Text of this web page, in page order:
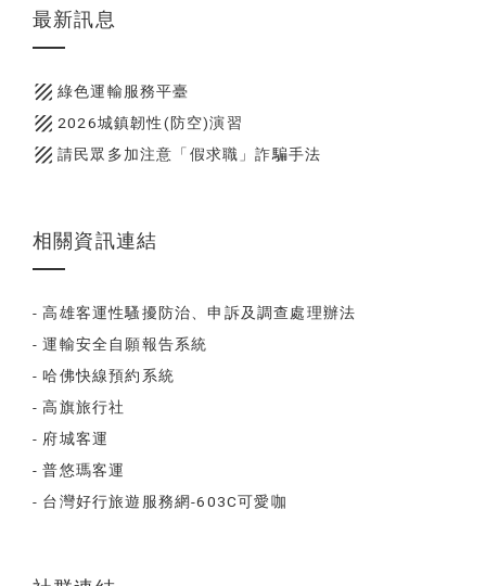
最新訊息
texture 綠色運輸服務平臺
texture 2026城鎮韌性(防空)演習
texture 請民眾多加注意「假求職」詐騙手法
相關資訊連結
- 高雄客運性騷擾防治、申訴及調查處理辦法
- 運輸安全自願報告系統
- 哈佛快線預約系統
- 高旗旅行社
- 府城客運
- 普悠瑪客運
- 台灣好行旅遊服務網-603C可愛咖